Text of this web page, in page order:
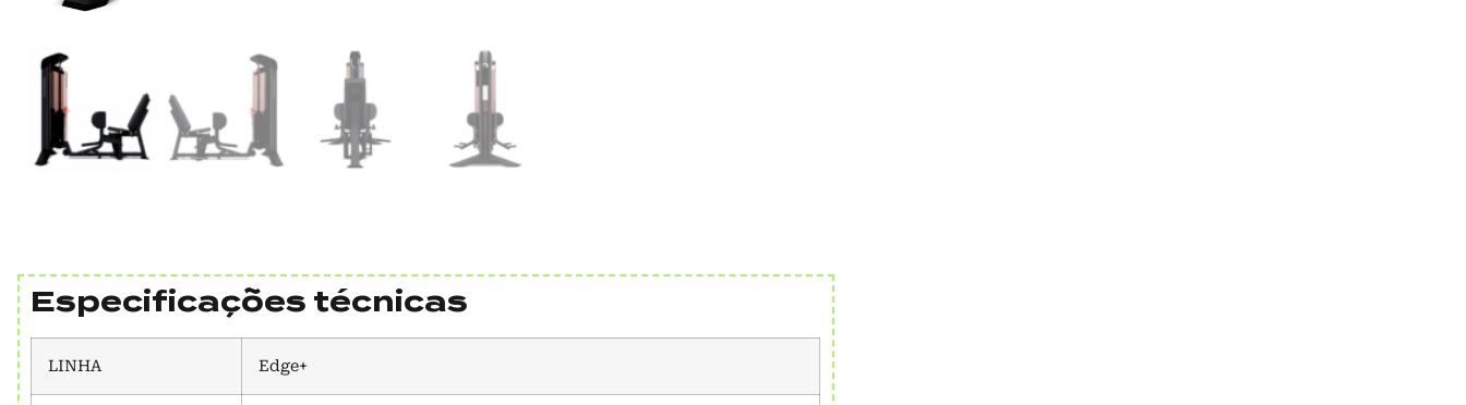
Especificações técnicas
LINHA Edge+